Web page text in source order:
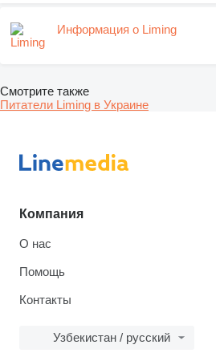
Информация о Liming
Смотрите также
Питатели Liming в Украине
Компания
О нас
Помощь
Контакты
Узбекистан / русский